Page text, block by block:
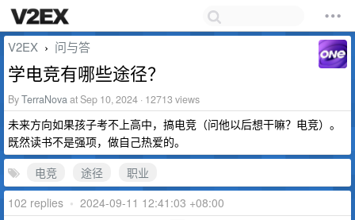
V2EX › 问与答
学电竞有哪些途径？
ByTerraNovaat Sep 10, 2024 · 12713 views
未来方向如果孩子考不上高中，搞电竞（问他以后想干嘛？电竞）。
既然读书不是强项，做自己热爱的。
电竞
途径
职业
102 replies • 2024-09-11 12:41:03 +08:00